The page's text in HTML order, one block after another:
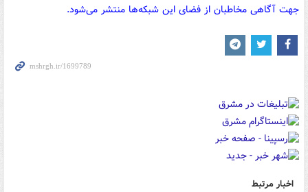
جهت آگاهی مخاطبان از فضای این شبکه‌ها منتشر می‌شود.
اخبار مرتبط